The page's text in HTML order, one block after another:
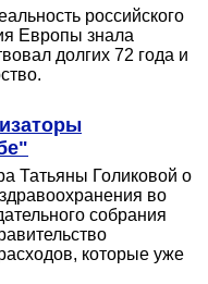
российского
Европы знала
долгих 72 года и
Татьяны Голиковой о
во
собрания
которые уже